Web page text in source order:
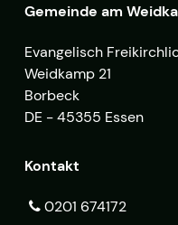
Gemeinde am
Evangelisch
Weidkamp 21
Borbeck
DE - 45355 Essen
Kontakt
0201 674172